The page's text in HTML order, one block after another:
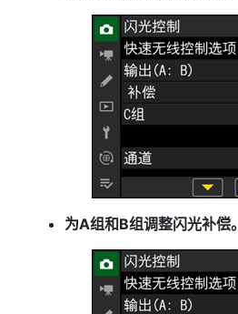
为A组和B组调整闪光补偿。